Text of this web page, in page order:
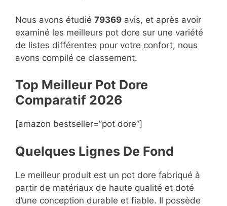
Nous avons étudié 79369 avis, et après avoir
examiné les meilleurs pot dore sur une variété
de listes différentes pour votre confort, nous
avons compilé ce classement.
Top Meilleur Pot Dore
Comparatif 2026
[amazon bestseller=”pot dore”]
Quelques Lignes De Fond
Le meilleur produit est un pot dore fabriqué à
partir de matériaux de haute qualité et doté
d’une conception durable et fiable. Il possède